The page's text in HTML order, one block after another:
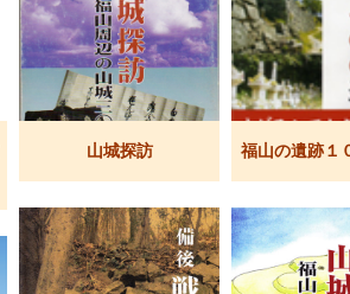
山城探訪 福山の遺跡１